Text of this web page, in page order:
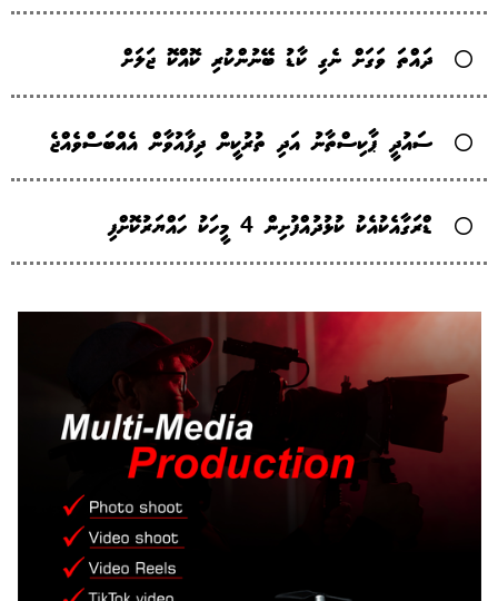
ދައްތަ ވަގަށް ނެގި ކާޑު ބޭނުންކުރި ކޮއްކޮ ޖަލަށް
ސައުދީ ޕާކިސްތާނު އަދި ތުރުކީން ދިފާއުވާން އެއްބަސްވެއްޖެ
ޑްރަގާއެކުއެކު ކުޅުދުއްފުށިން 4 މީހަކު ހައްޔަރުކޮށްފި